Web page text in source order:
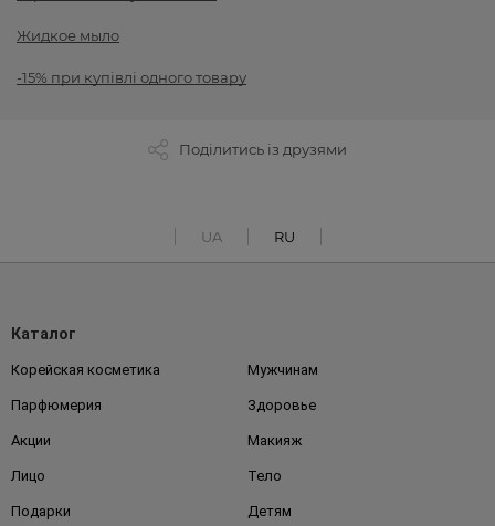
Жидкое мыло
-15% при купівлі одного товару
Поділитись із друзями
UA RU
Каталог
Корейская косметика Мужчинам
Парфюмерия Здоровье
Акции Макияж
Лицо Тело
Подарки Детям